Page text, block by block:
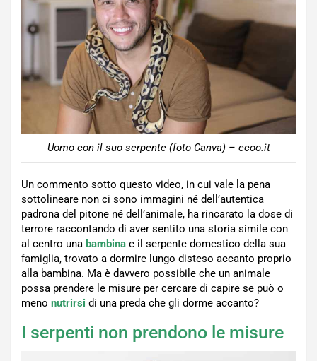
Uomo con il suo serpente (foto Canva) – ecoo.it
Un commento sotto questo video, in cui vale la pena
sottolineare non ci sono immagini né dell’autentica
padrona del pitone né dell’animale, ha rincarato la dose di
terrore raccontando di aver sentito una storia simile con
al centro una bambina e il serpente domestico della sua
famiglia, trovato a dormire lungo disteso accanto proprio
alla bambina. Ma è davvero possibile che un animale
possa prendere le misure per cercare di capire se può o
meno nutrirsi di una preda che gli dorme accanto?
I serpenti non prendono le misure